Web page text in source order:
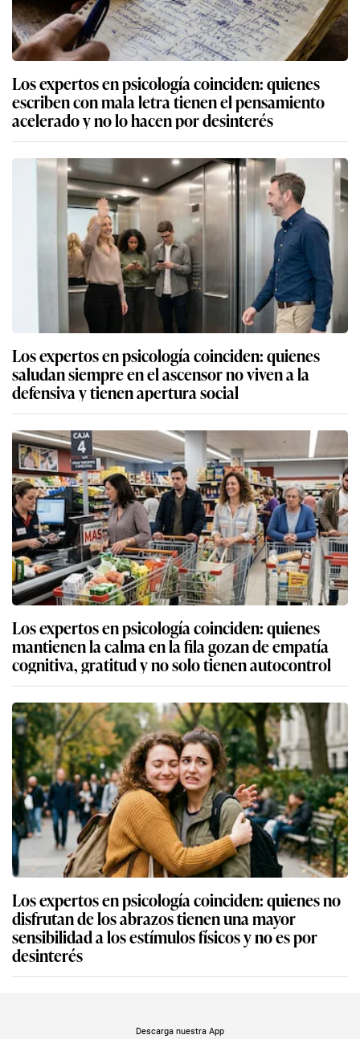
Los expertos en psicología coinciden: quienes
escriben con mala letra tienen el pensamiento
acelerado y no lo hacen por desinterés
Los expertos en psicología coinciden: quienes
saludan siempre en el ascensor no viven a la
defensiva y tienen apertura social
Los expertos en psicología coinciden: quienes
mantienen la calma en la fila gozan de empatía
cognitiva, gratitud y no solo tienen autocontrol
Los expertos en psicología coinciden: quienes no
disfrutan de los abrazos tienen una mayor
sensibilidad a los estímulos físicos y no es por
desinterés
Descarga nuestra App